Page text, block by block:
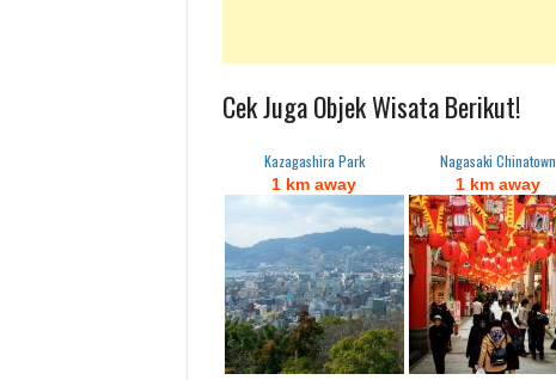
Cek Juga Objek Wisata Berikut!
Kazagashira Park
1 km away
Nagasaki Chinatown
1 km away